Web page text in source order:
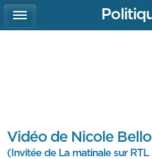
Vidéo de Nicole
(Invitée de La matinale sur